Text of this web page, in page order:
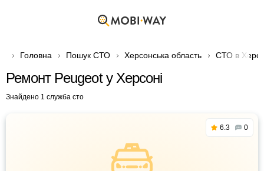
Головна Пошук СТО Херсонська область СТО в
Ремонт Peugeot у Херсоні
Знайдено 1 служба сто
6.3 0